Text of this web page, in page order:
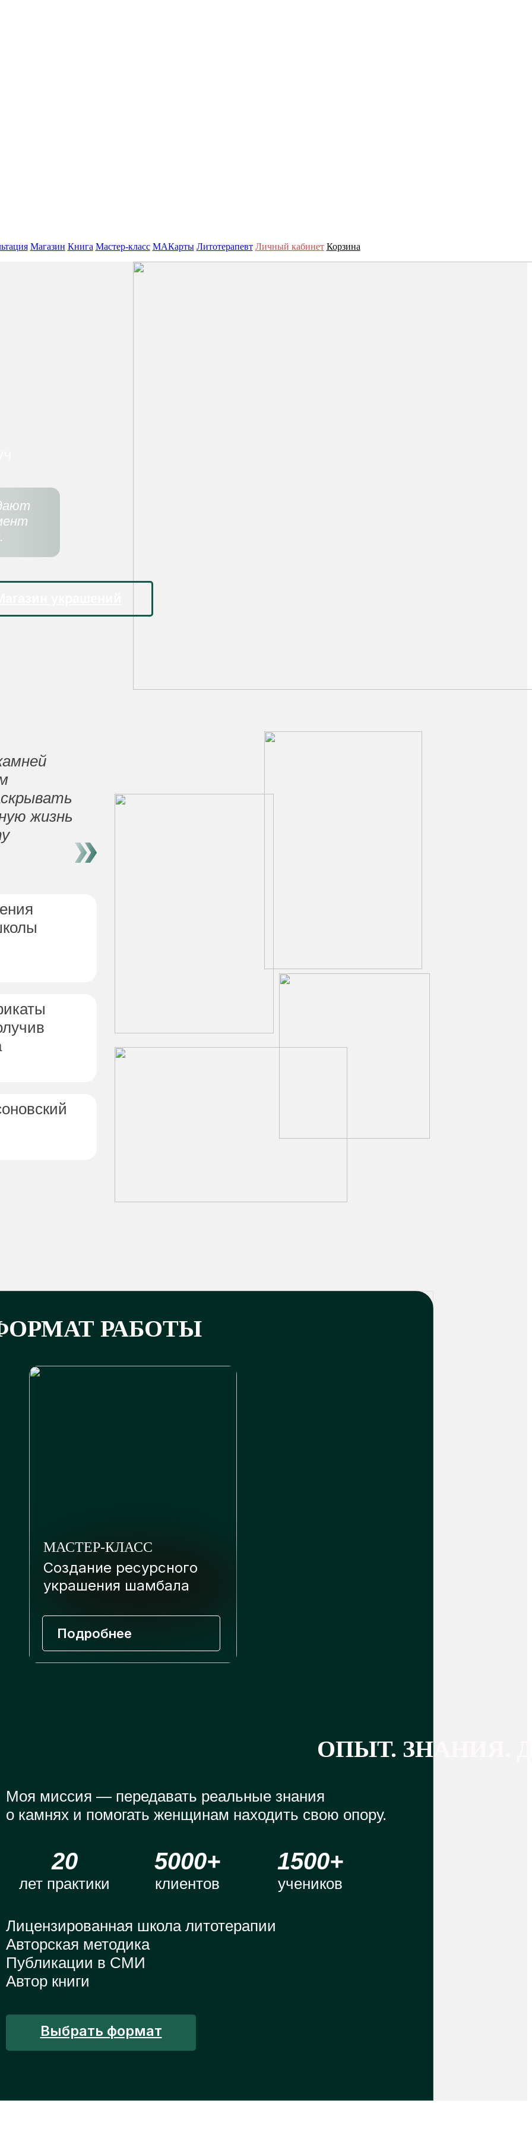
Магазин Книга Мастер-класс МАКарты Литотерапевт Личный кабинет Корзина
Лицензированная школа литотерапии
Авторская методика
Публикации в СМИ
Автор книги
Выбрать формат
1500+
учеников
5000+
клиентов
20
лет практики
РАБОТЫ
Моя миссия — передавать реальные знания
о камнях и помогать женщинам находить свою опору.
ОПЫТ. ЗНАНИЯ.
жизнь
МАСТЕР-КЛАСС
Создание ресурсного
украшения шамбала
Подробнее
Инструмент для работы
с собой и своим
Заказать карты